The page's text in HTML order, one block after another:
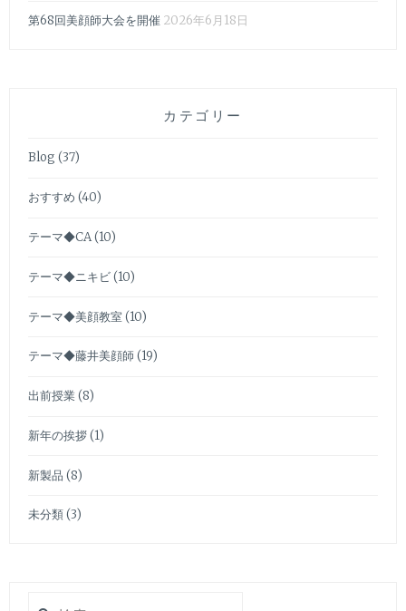
第68回美顔師大会を開催 2026年6月18日
カテゴリー
Blog (37)
おすすめ (40)
テーマ◆CA(10)
テーマ◆ニキビ(10)
テーマ◆美顔教室 (10)
テーマ◆藤井美顔師 (19)
出前授業 (8)
新年の挨拶(1)
新製品 (8)
未分類(3)